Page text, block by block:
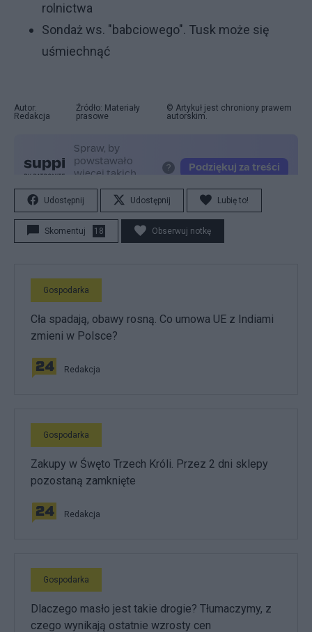
rolnictwa
Sondaż ws. "babciowego". Tusk może się
uśmiechnąć
Autor:
Redakcja
Źródło: Materiały
prasowe
© Artykuł jest chroniony prawem
autorskim.
Udostępnij Udostępnij Lubię to!
Skomentuj 18 Obserwuj notkę
Gospodarka
Cła spadają, obawy rosną. Co umowa UE z Indiami
zmieni w Polsce?
Redakcja
Gospodarka
Zakupy w Śwęto Trzech Króli. Przez 2 dni sklepy
pozostaną zamknięte
Redakcja
Gospodarka
Dlaczego masło jest takie drogie? Tłumaczymy, z
czego wynikają ostatnie wzrosty cen